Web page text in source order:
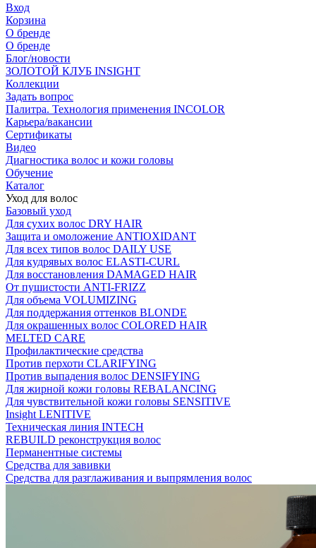
Вход
Корзина
О бренде
О бренде
Блог/новости
ЗОЛОТОЙ КЛУБ INSIGHT
Коллекции
Задать вопрос
Палитра. Технология применения INCOLOR
Карьера/вакансии
Сертификаты
Видео
Диагностика волос и кожи головы
Обучение
Каталог
Уход для волос
Базовый уход
Для сухих волос DRY HAIR
Защита и омоложение ANTIOXIDANT
Для всех типов волос DAILY USE
Для кудрявых волос ELASTI-CURL
Для восстановления DAMAGED HAIR
От пушистости ANTI-FRIZZ
Для объема VOLUMIZING
Для поддержания оттенков BLONDE
Для окрашенных волос COLORED HAIR
MELTED CARE
Профилактические средства
Против перхоти CLARIFYING
Против выпадения волос DENSIFYING
Для жирной кожи головы REBALANCING
Для чувствительной кожи головы SENSITIVE
Insight LENITIVE
Техническая линия INTECH
REBUILD реконструкция волос
Перманентные системы
Средства для завивки
Средства для разглаживания и выпрямления волос